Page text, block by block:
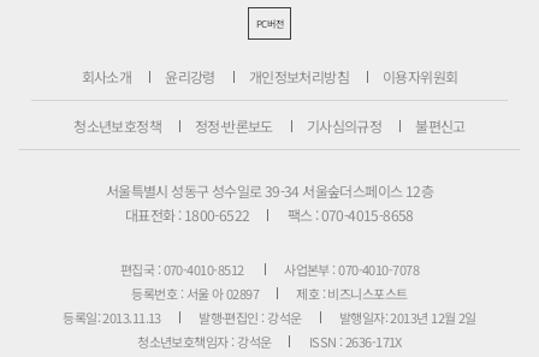
PC버전
회사소개 윤리강령 개인정보처리방침 이용자위원회
청소년보호정책 정정·반론보도 기사심의규정 불편신고
서울특별시 성동구 성수일로 39-34 서울숲더스페이스 12층
대표전화 : 1800-6522
팩스 : 070-4015-8658
편집국 : 070-4010-8512
사업본부 : 070-4010-7078
등록번호 : 서울 아 02897
제호 : 비즈니스포스트
등록일: 2013.11.13
발행·편집인 : 강석운
발행일자: 2013년 12월 2일
청소년보호책임자 : 강석운
ISSN : 2636-171X